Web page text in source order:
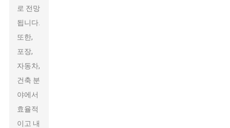
로 전망
됩니다.
또한,
포장,
자동차,
건축 분
야에서
효율적
이고 내